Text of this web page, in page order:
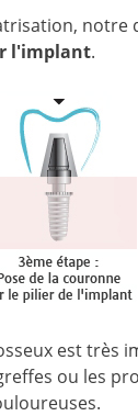
l'implant.
est très
ou les